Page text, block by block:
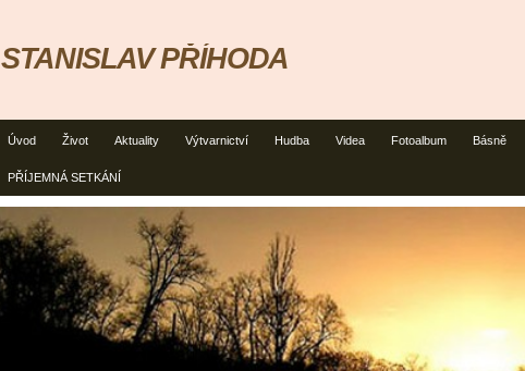
Úvod Život Aktuality Výtvarnictví Hudba Videa Fotoalbum Básně
PŘÍJEMNÁ SETKÁNÍ
STANISLAV PŘÍHODA